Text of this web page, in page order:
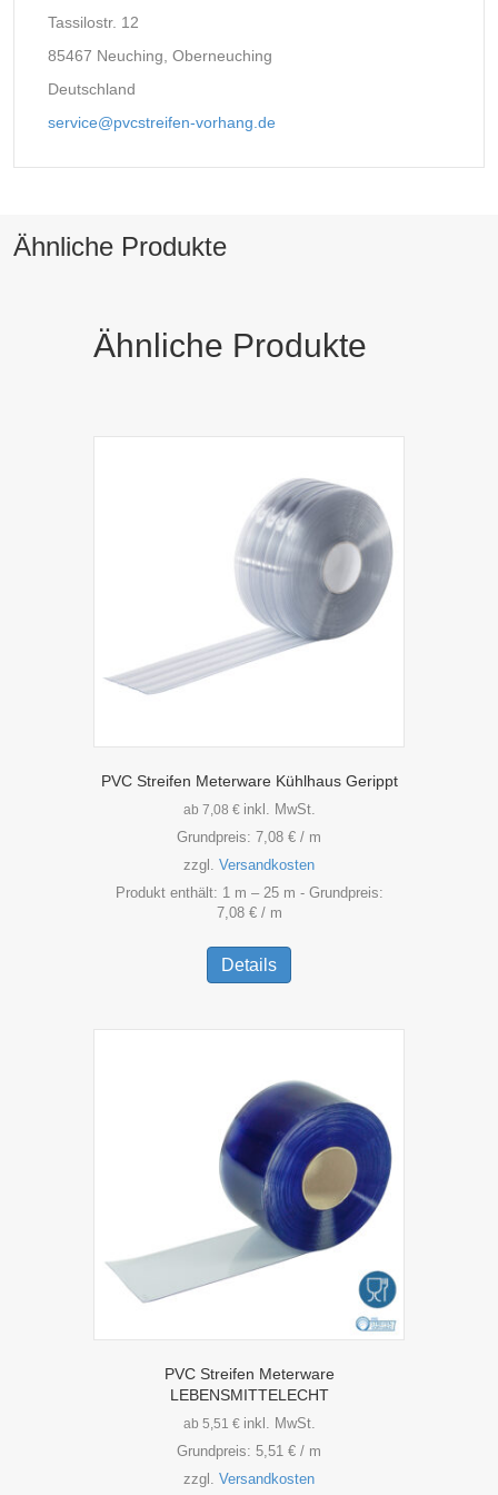
Tassilostr. 12
85467 Neuching, Oberneuching
Deutschland
service@pvcstreifen-vorhang.de
Ähnliche Produkte
Ähnliche Produkte
PVC Streifen Meterware Kühlhaus Gerippt
ab 7,08 € inkl. MwSt.
Grundpreis: 7,08 € / m
zzgl. Versandkosten
Produkt enthält: 1 m – 25 m - Grundpreis:
7,08 €/ m
Details
weist
Varianten
Optionen
können
auf
der
Produktseite
gewählt
werden
PVC Streifen Meterware
LEBENSMITTELECHT
ab 5,51 € inkl. MwSt.
Grundpreis: 5,51 € / m
zzgl. Versandkosten